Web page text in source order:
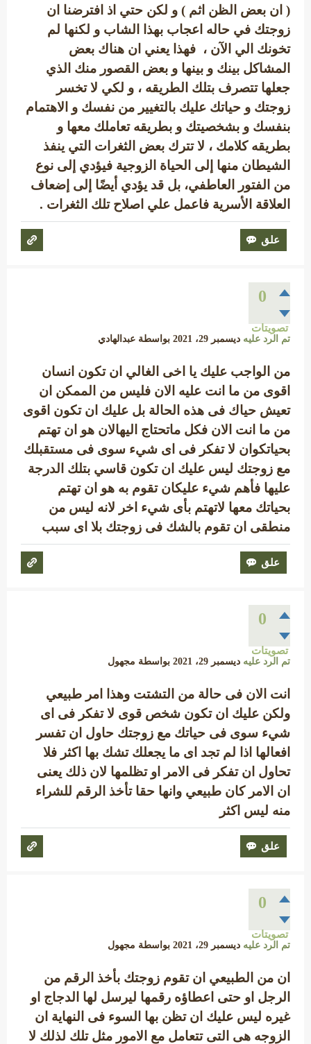
( ان بعض الظن اثم ) و لكن حتي اذ افترضنا ان
زوجتك في حاله اعجاب بهذا الشاب و لكنها لم
تخونك الي الآن ، فهذا يعني ان هناك بعض
المشاكل بينك و بينها و بعض القصور منك الذي
جعلها تتصرف بتلك الطريقه ، و لكي لا تخسر
زوجتك و حياتك عليك بالتغيير من نفسك و الاهتمام
بنفسك و بشخصيتك و بطريقه تعاملك معها و
بطريقه كلامك ، لا تترك بعض الثغرات التي ينفذ
الشيطان منها إلى الحياة الزوجية فيؤدي إلى نوع
من الفتور العاطفي، بل قد يؤدي أيضًا إلى إضعاف
العلاقة الأسرية فاعمل علي اصلاح تلك الثغرات .
0
تصويتات
تم الرد عليه ديسمبر 29، 2021 بواسطة عبدالهادي
من الواجب عليك يا اخى الغالي ان تكون انسان
اقوى من ما انت عليه الان فليس من الممكن ان
تعيش حياك فى هذه الحالة بل عليك ان تكون اقوى
من ما انت الان فكل ماتحتاج اليهالان هو ان تهتم
بحياتكوان لا تفكر فى اى شيء سوى فى مستقبلك
مع زوجتك ليس عليك ان تكون قاسي بتلك الدرجة
عليها فأهم شيء عليكان تقوم به هو ان تهتم
بحياتك معها لاتهتم بأى شيء اخر لانه ليس من
منطقى ان تقوم بالشك فى زوجتك بلا اى سبب
0
تصويتات
تم الرد عليه ديسمبر 29، 2021 بواسطة مجهول
انت الان فى حالة من التشتت وهذا امر طبيعي
ولكن عليك ان تكون شخص قوى لا تفكر فى اى
شيء سوى فى حياتك مع زوجتك حاول ان تفسر
افعالها اذا لم تجد اى ما يجعلك تشك بها اكثر فلا
تحاول ان تفكر فى الامر او تظلمها لان ذلك يعنى
ان الامر كان طبيعي وانها حقا تأخذ الرقم للشراء
منه ليس اكثر
0
تصويتات
تم الرد عليه ديسمبر 29، 2021 بواسطة مجهول
ان من الطبيعي ان تقوم زوجتك بأخذ الرقم من
الرجل او حتى اعطاؤه رقمها ليرسل لها الدجاج او
غيره ليس عليك ان تظن بها السوء فى النهاية ان
الزوجه هى التى تتعامل مع الامور مثل تلك لذلك لا